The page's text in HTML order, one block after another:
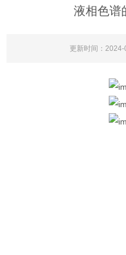
液相色谱
更新时间：